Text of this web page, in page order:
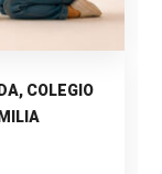
, COLEGIO